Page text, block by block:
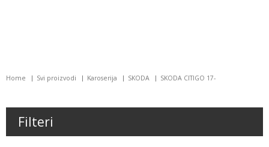
Home Svi proizvodi Karoserija SKODA SKODA CITIGO 17-
Filteri